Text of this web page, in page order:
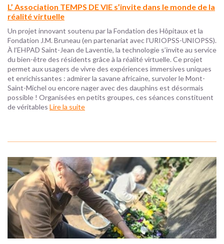
L’ Association TEMPS DE VIE s’invite dans le monde de la
réalité virtuelle
Un projet innovant soutenu par la Fondation des Hôpitaux et la
Fondation J.M. Bruneau (en partenariat avec l’URIOPSS-UNIOPSS).
À l’EHPAD Saint-Jean de Laventie, la technologie s’invite au service
du bien-être des résidents grâce à la réalité virtuelle. Ce projet
permet aux usagers de vivre des expériences immersives uniques
et enrichissantes : admirer la savane africaine, survoler le Mont-
Saint-Michel ou encore nager avec des dauphins est désormais
possible ! Organisées en petits groupes, ces séances constituent
de véritables Lire la suite